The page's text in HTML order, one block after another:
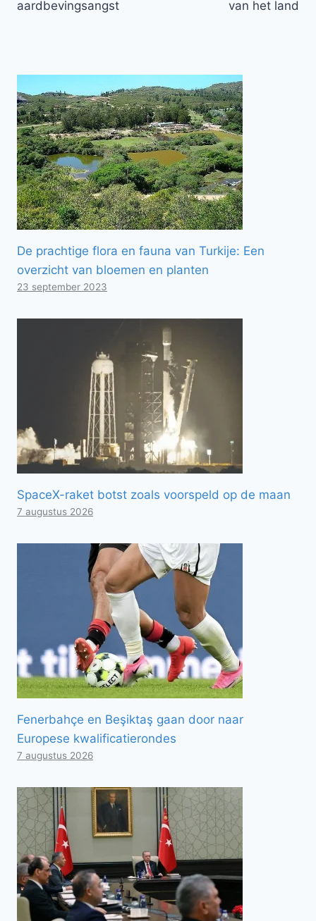
aardbevingsangst
van het land
De prachtige flora en fauna van Turkije: Een
overzicht van bloemen en planten
23 september 2023
SpaceX-raket botst zoals voorspeld op de maan
7 augustus 2026
Fenerbahçe en Beşiktaş gaan door naar
Europese kwalificatierondes
7 augustus 2026